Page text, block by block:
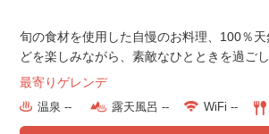
旬の食材を使用した自慢のお料理、100％
どを楽しみながら、素敵なひとときを過ごし
最寄りゲレンデ
温泉 -- 露天風呂 -- WiFi --